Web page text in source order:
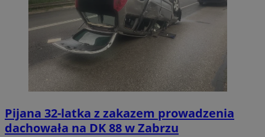
Pijana 32-latka z zakazem prowadzenia
dachowała na DK 88 w Zabrzu